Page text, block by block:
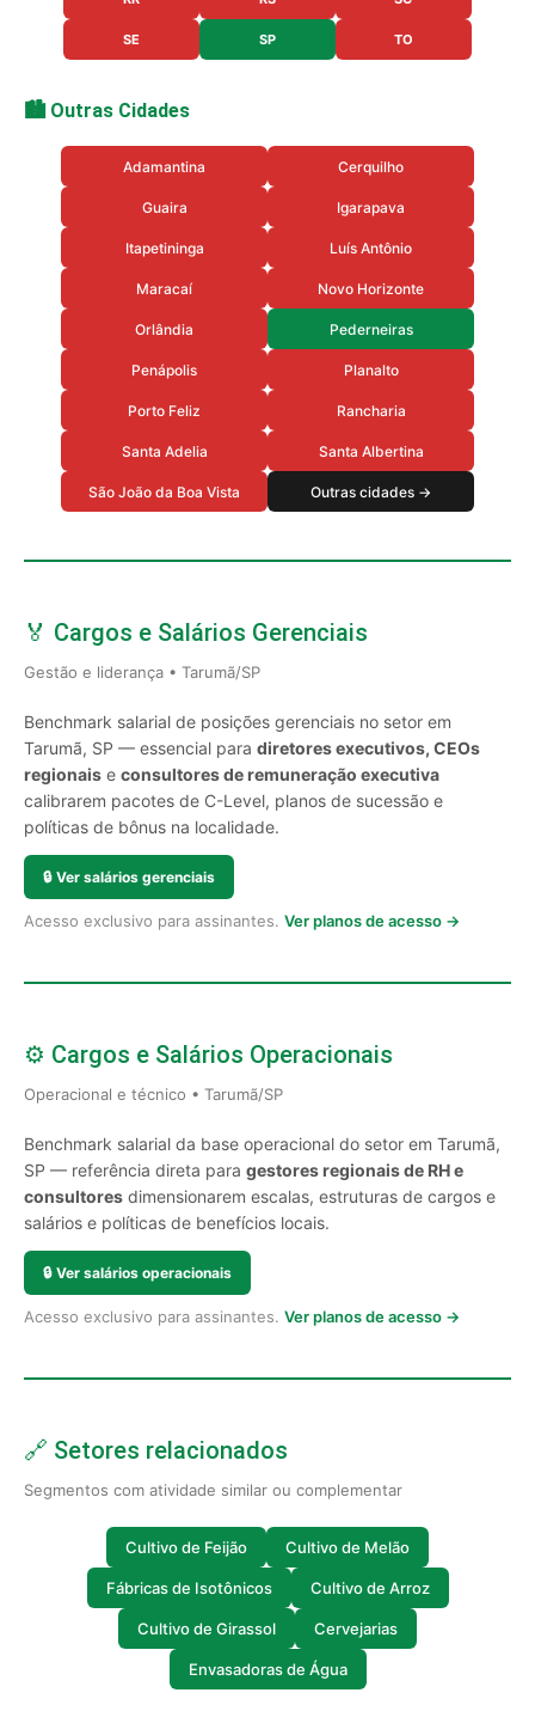
SE SP TO
🏙️ Outras Cidades
Adamantina Cerquilho
Guaira Igarapava
Itapetininga Luís Antônio
Maracaí Novo Horizonte
Orlândia Pederneiras
Penápolis Planalto
Porto Feliz Rancharia
Santa Adelia Santa Albertina
São João da Boa Vista Outras cidades →
🏅 Cargos e Salários Gerenciais
Gestão e liderança • Tarumã/SP
Benchmark salarial de posições gerenciais no setor em
Tarumã, SP — essencial para diretores executivos, CEOs
regionais e consultores de remuneração executiva
calibrarem pacotes de C-Level, planos de sucessão e
políticas de bônus na localidade.
🔒 Ver salários gerenciais
Acesso exclusivo para assinantes. Ver planos de acesso →
⚙️ Cargos e Salários Operacionais
Operacional e técnico • Tarumã/SP
Benchmark salarial da base operacional do setor em Tarumã,
SP — referência direta para gestores regionais de RH e
consultores dimensionarem escalas, estruturas de cargos e
salários e políticas de benefícios locais.
🔒 Ver salários operacionais
Acesso exclusivo para assinantes. Ver planos de acesso →
🔗 Setores relacionados
Segmentos com atividade similar ou complementar
Cultivo de Feijão Cultivo de Melão
Fábricas de Isotônicos Cultivo de Arroz
Cultivo de Girassol Cervejarias
Envasadoras de Água